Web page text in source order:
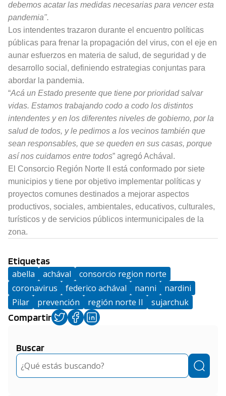
debemos acatar las medidas necesarias para vencer esta
pandemia".
Los intendentes trazaron durante el encuentro políticas
públicas para frenar la propagación del virus, con el eje en
aunar esfuerzos en materia de salud, de seguridad y de
desarrollo social, definiendo estrategias conjuntas para
abordar la pandemia.
“Acá un Estado presente que tiene por prioridad salvar
vidas. Estamos trabajando codo a codo los distintos
intendentes y en los diferentes niveles de gobierno, por la
salud de todos, y le pedimos a los vecinos también que
sean responsables, que se queden en sus casas, porque
así nos cuidamos entre todos” agregó Achával.
El Consorcio Región Norte II está conformado por siete
municipios y tiene por objetivo implementar políticas y
proyectos comunes destinados a mejorar aspectos
productivos, sociales, ambientales, educativos, culturales,
turísticos y de servicios públicos intermunicipales de la
zona.
Etiquetas
abella achával
consorcio region norte
coronavirus
federico achával nanni
nardini
Pilar
prevención región norte II sujarchuk
Compartir
Buscar
Buscar